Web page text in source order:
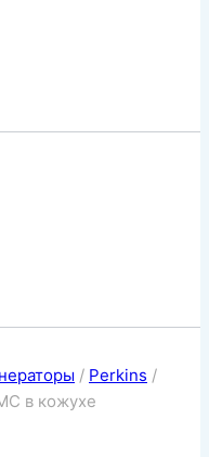
/ Perkins /
в кожухе